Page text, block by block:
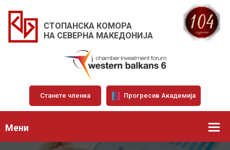
СТОПАНСКА КОМОРА
НА СЕВЕРНА МАКЕДОНИЈА
Станете членка Прогресив Академија
Мени